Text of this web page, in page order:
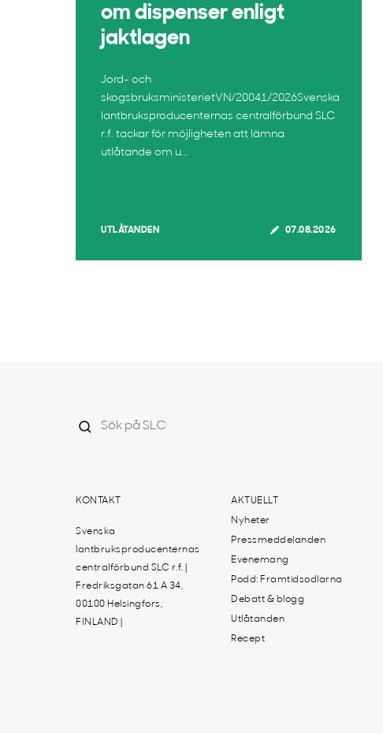
om dispenser enligt
jaktlagen
Jord- och
skogsbruksministerietVN/20041/2026Svenska
lantbruksproducenternas centralförbund SLC
r.f. tackar för möjligheten att lämna
utlåtande om u...
UTLÅTANDEN 07.08.2026
KONTAKT
Svenska
lantbruksproducenternas
centralförbund SLC r.f. |
Fredriksgatan 61 A 34,
00100 Helsingfors,
FINLAND |
AKTUELLT
Nyheter
Pressmeddelanden
Evenemang
Podd: Framtidsodlarna
Debatt & blogg
Utlåtanden
Recept